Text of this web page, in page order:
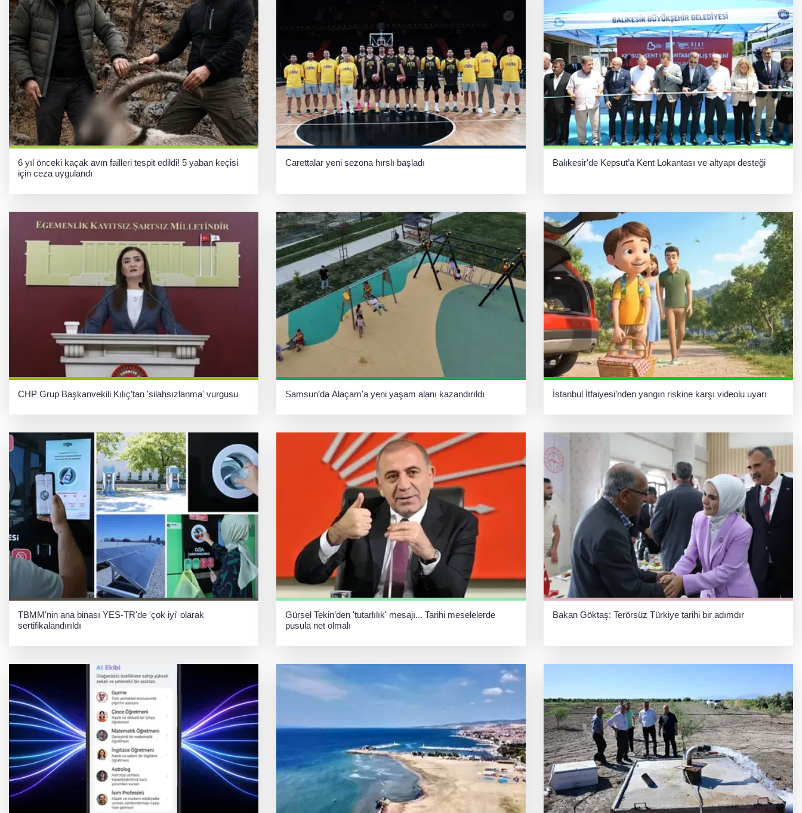
6 yıl önceki kaçak avın failleri tespit edildi! 5 yaban keçisi
için ceza uygulandı
Carettalar yeni sezona hırslı başladı Balıkesir'de Kepsut’a Kent Lokantası ve altyapı desteği
CHP Grup Başkanvekili Kılıç’tan 'silahsızlanma' vurgusu Samsun’da Alaçam'a yeni yaşam alanı kazandırıldı İstanbul İtfaiyesi’nden yangın riskine karşı videolu uyarı
TBMM'nin ana binası YES-TR'de 'çok iyi' olarak
sertifikalandırıldı
Gürsel Tekin’den 'tutarlılık' mesajı... Tarihi meselelerde
pusula net olmalı
Bakan Göktaş: Terörsüz Türkiye tarihi bir adımdır